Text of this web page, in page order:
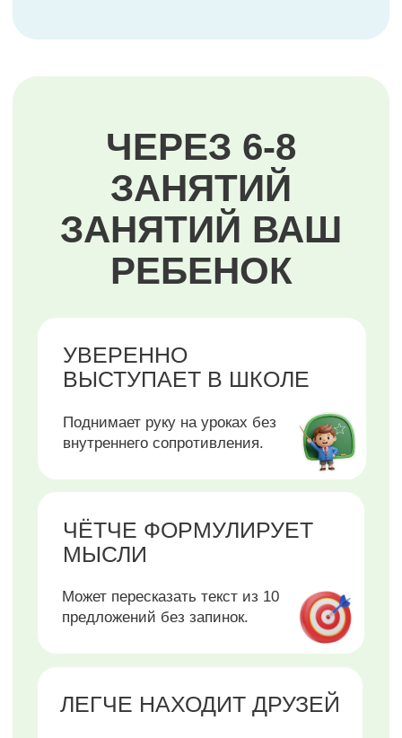
к новым ситуациям (смена класса,
мероприятия, знакомства).
ПРОЩЕ СПРАВЛЯЕТСЯ
С ВОЛНЕНИЕМ:
говорит без напряжения, двигается
увереннее, дольше удерживает
поддерживает диалог.
ПЕРСОНАЛЬНУЮ
ДИАГНОСТИКУ НАВЫКОВ